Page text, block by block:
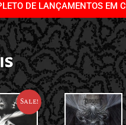
DE LANÇAMENTOS EM
Sale!